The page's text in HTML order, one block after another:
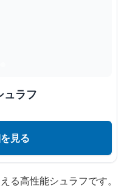
ュラフ
見る
る高性能シュラフです。